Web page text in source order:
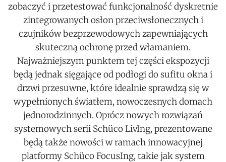
zobaczyć i przetestować funkcjonalność dyskretnie
zintegrowanych osłon przeciwsłonecznych i
czujników bezprzewodowych zapewniających
skuteczną ochronę przed włamaniem.
Najważniejszym punktem tej części ekspozycji
będą jednak sięgające od podłogi do sufitu okna i
drzwi przesuwne, które idealnie sprawdzą się w
wypełnionych światłem, nowoczesnych domach
jednorodzinnych. Oprócz nowych rozwiązań
systemowych serii Schüco LivIng, prezentowane
będą także nowości w ramach innowacyjnej
platformy Schüco FocusIng, takie jak system